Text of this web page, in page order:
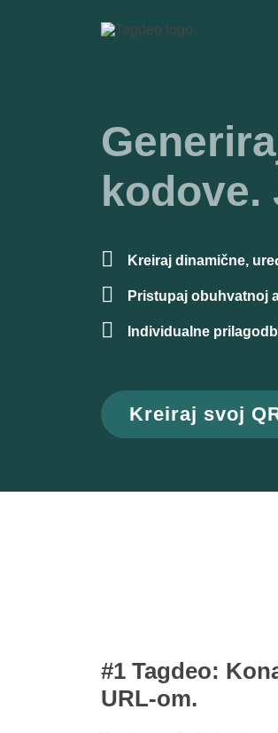
kodove.
Kreiraj dinamične,
Pristupaj obuhvatnoj
Individualne
Kreiraj svoj
#1 Tagdeo:
URL-om.